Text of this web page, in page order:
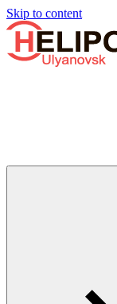
Skip to content